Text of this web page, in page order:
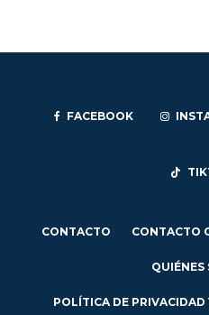
FACEBOOK
CONTACTO CONTACTO
QUIÉNES
POLÍTICA DE PRIVACIDAD